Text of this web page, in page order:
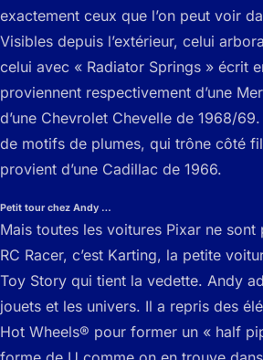
exactement ceux que l’on peut voir
Visibles depuis l’extérieur, celui
celui avec « Radiator Springs » écrit
proviennent respectivement d’une
d’une Chevrolet Chevelle de 1968/
de motifs de plumes, qui trône côté
provient d’une Cadillac de 1966.
Petit tour chez Andy …
Mais toutes les voitures Pixar ne sont
RC Racer, c’est Karting, la petite
Toy Story qui tient la vedette. Andy
jouets et les univers. Il a repris des
Hot Wheels® pour former un « half